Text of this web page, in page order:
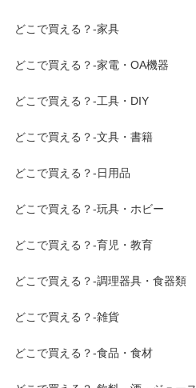
どこで買える？-家具
どこで買える？-家電・OA機器
どこで買える？-工具・DIY
どこで買える？-文具・書籍
どこで買える？-日用品
どこで買える？-玩具・ホビー
どこで買える？-育児・教育
どこで買える？-調理器具・食器類
どこで買える？-雑貨
どこで買える？-食品・食材